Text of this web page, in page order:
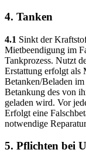
4. Tanken
4.1 Sinkt der
Mietbeendigung im
Tankprozess. Nutzt
Erstattung erfolgt als
Betanken/Beladen
Betankung des von
geladen wird. Vor
Erfolgt eine
notwendige
5. Pflichten bei